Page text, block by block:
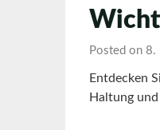
Posted on
Entdecken
Haltung